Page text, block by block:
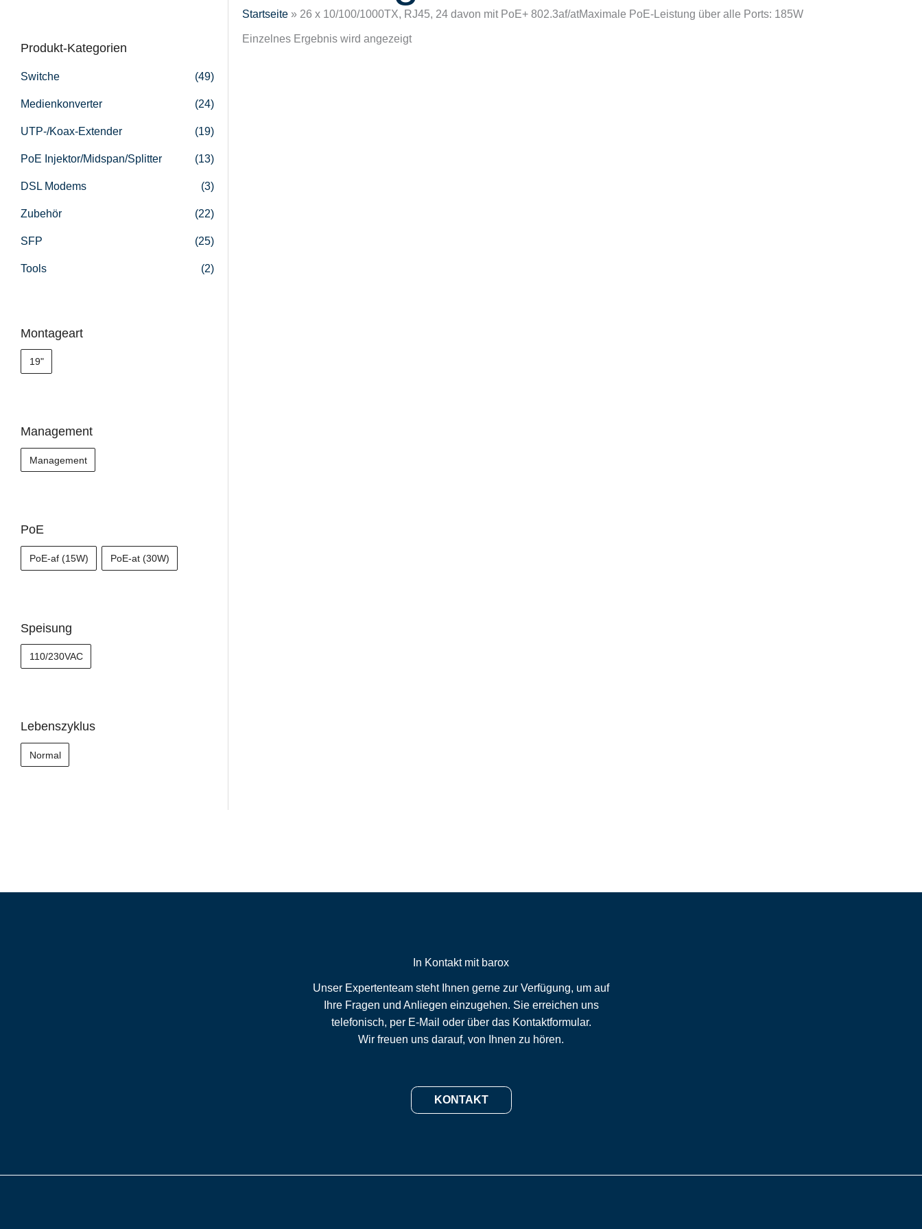
n
n
a
:
Produkt-Kategorien
Switche (49)
Medienkonverter (24)
UTP-/Koax-Extender (19)
PoE Injektor/Midspan/Splitter (13)
DSL Modems (3)
Zubehör (22)
SFP (25)
Tools (2)
Montageart
19"
Management
Management
PoE
PoE-af (15W) PoE-at (30W)
Speisung
110/230VAC
Lebenszyklus
Normal
Startseite» 26 x 10/100/1000TX, RJ45, 24 davon mit PoE+ 802.3af/atMaximale PoE-Leistung über alle Ports: 185W
Einzelnes Ergebnis wird angezeigt
In Kontakt mit barox
Unser Expertenteam steht Ihnen gerne zur Verfügung, um auf
Ihre Fragen und Anliegen einzugehen. Sie erreichen uns
telefonisch, per E-Mail oder über das Kontaktformular.
Wir freuen uns darauf, von Ihnen zu hören.
KONTAKT